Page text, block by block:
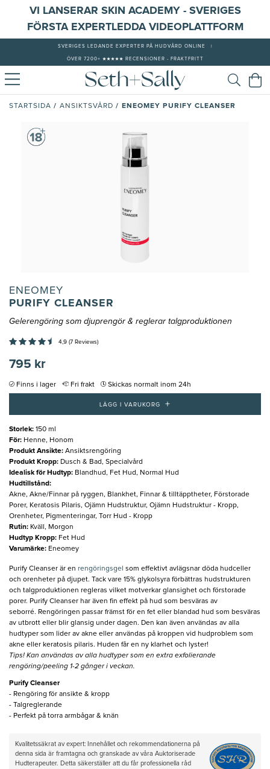
VI LANSERAR SKIN ACADEMY - SVERIGES
FÖRSTA EXPERTLEDDA VIDEOPLATTFORM
SVERIGES LEDANDE EXPERTER PÅ HUDVÅRD ONLINE
ÖVER 7200+ ★★★★★ RECENSIONER - FRAKTFRITT
STARTSIDA / ANSIKTSVÅRD / ENEOMEY PURIFY CLEANSER
ENEOMEY
PURIFY CLEANSER
Gelerengöring som djuprengör & reglerar talgproduktionen
4,9 (7 Reviews)
795 kr
Finns i lager Fri frakt Skickas normalt inom 24h
LÄGG I VARUKORG +
Storlek: 150 ml
För: Henne, Honom
Produkt Ansikte: Ansiktsrengöring
Produkt Kropp: Dusch & Bad, Specialvård
Idealisk för Hudtyp: Blandhud, Fet Hud, Normal Hud
Hudtillstånd:
Akne, Akne/Finnar på ryggen, Blankhet, Finnar & tilltäpptheter, Förstorade
Porer, Keratosis Pilaris, Ojämn Hudstruktur, Ojämn Hudstruktur - Kropp,
Orenheter, Pigmenteringar, Torr Hud - Kropp
Rutin: Kväll, Morgon
Hudtyp Kropp: Fet Hud
Varumärke: Eneomey
Purify Cleanser är en rengöringsgel som effektivt avlägsnar döda hudceller
och orenheter på djupet. Tack vare 15% glykolsyra förbättras hudstrukturen
och talgproduktionen regleras vilket motverkar glansighet och förstorade
porer. Purify Cleanser har även fin effekt på hud som besväras av
seborré. Rengöringen passar främst för en fet eller blandad hud som besväras
av utbrott eller blir glansig under dagen. Den kan även användas av alla
hudtyper som lider av akne eller användas på kroppen vid hudproblem som
akne eller keratosis pilaris. Huden får en ny klarhet och lyster!
Tips! Kan användas av alla hudtyper som en extra exfolierande
rengöring/peeling 1-2 gånger i veckan.
Purify Cleanser
- Rengöring för ansikte & kropp
- Talgreglerande
- Perfekt på torra armbågar & knän
Kvalitetssäkrat av expert: Innehållet och rekommendationerna på
denna sida är framtagna och granskade av våra Auktoriserade
Hudterapeuter. Detta säkerställer att du får professionella råd